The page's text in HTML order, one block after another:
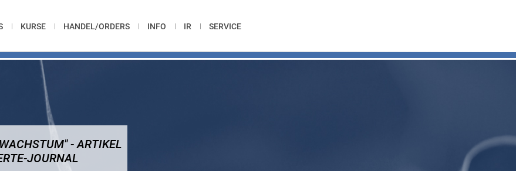
KURSE HANDEL/ORDERS INFO IR SERVICE
- ARTIKEL
JOURNAL